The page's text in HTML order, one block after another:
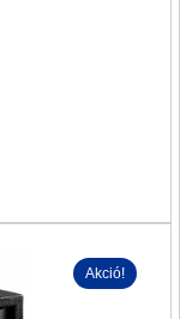
Akció!